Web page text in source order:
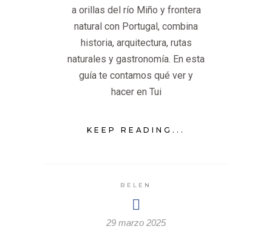
a orillas del río Miño y frontera
natural con Portugal, combina
historia, arquitectura, rutas
naturales y gastronomía. En esta
guía te contamos qué ver y
hacer en Tui
KEEP READING...
BELEN
29 marzo 2025